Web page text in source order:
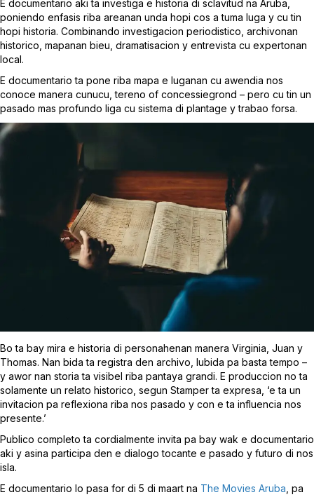
E documentario aki ta investiga e historia di sclavitud na Aruba,
poniendo enfasis riba areanan unda hopi cos a tuma luga y cu tin
hopi historia. Combinando investigacion periodistico, archivonan
historico, mapanan bieu, dramatisacion y entrevista cu expertonan
local.
E documentario ta pone riba mapa e luganan cu awendia nos
conoce manera cunucu, tereno of concessiegrond – pero cu tin un
pasado mas profundo liga cu sistema di plantage y trabao forsa.
Bo ta bay mira e historia di personahenan manera Virginia, Juan y
Thomas. Nan bida ta registra den archivo, lubida pa basta tempo –
y awor nan storia ta visibel riba pantaya grandi. E produccion no ta
solamente un relato historico, segun Stamper ta expresa, ‘e ta un
invitacion pa reflexiona riba nos pasado y con e ta influencia nos
presente.’
Publico completo ta cordialmente invita pa bay wak e documentario
aki y asina participa den e dialogo tocante e pasado y futuro di nos
isla.
E documentario lo pasa for di 5 di maart na The Movies Aruba , pa